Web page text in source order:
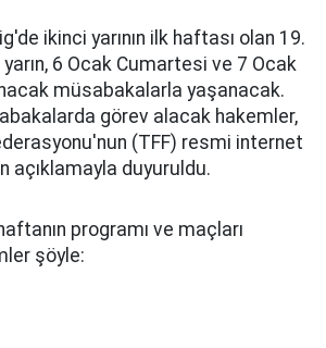
ikinci yarının ilk haftası olan 19.
6 Ocak Cumartesi ve 7 Ocak
müsabakalarla yaşanacak.
görev alacak hakemler,
(TFF) resmi internet
açıklamayla duyuruldu.
programı ve maçları
şöyle: